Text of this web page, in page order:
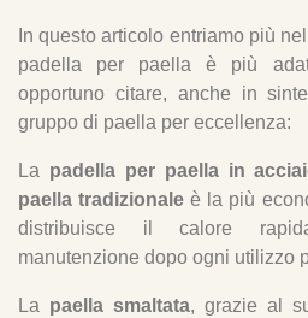
In questo articolo entriamo più
padella per paella è più
opportuno citare, anche in
gruppo di paella per eccellenza:
La padella per paella in
paella tradizionale è la più
distribuisce il calore
manutenzione dopo ogni utilizzo
La paella smaltata, grazie al